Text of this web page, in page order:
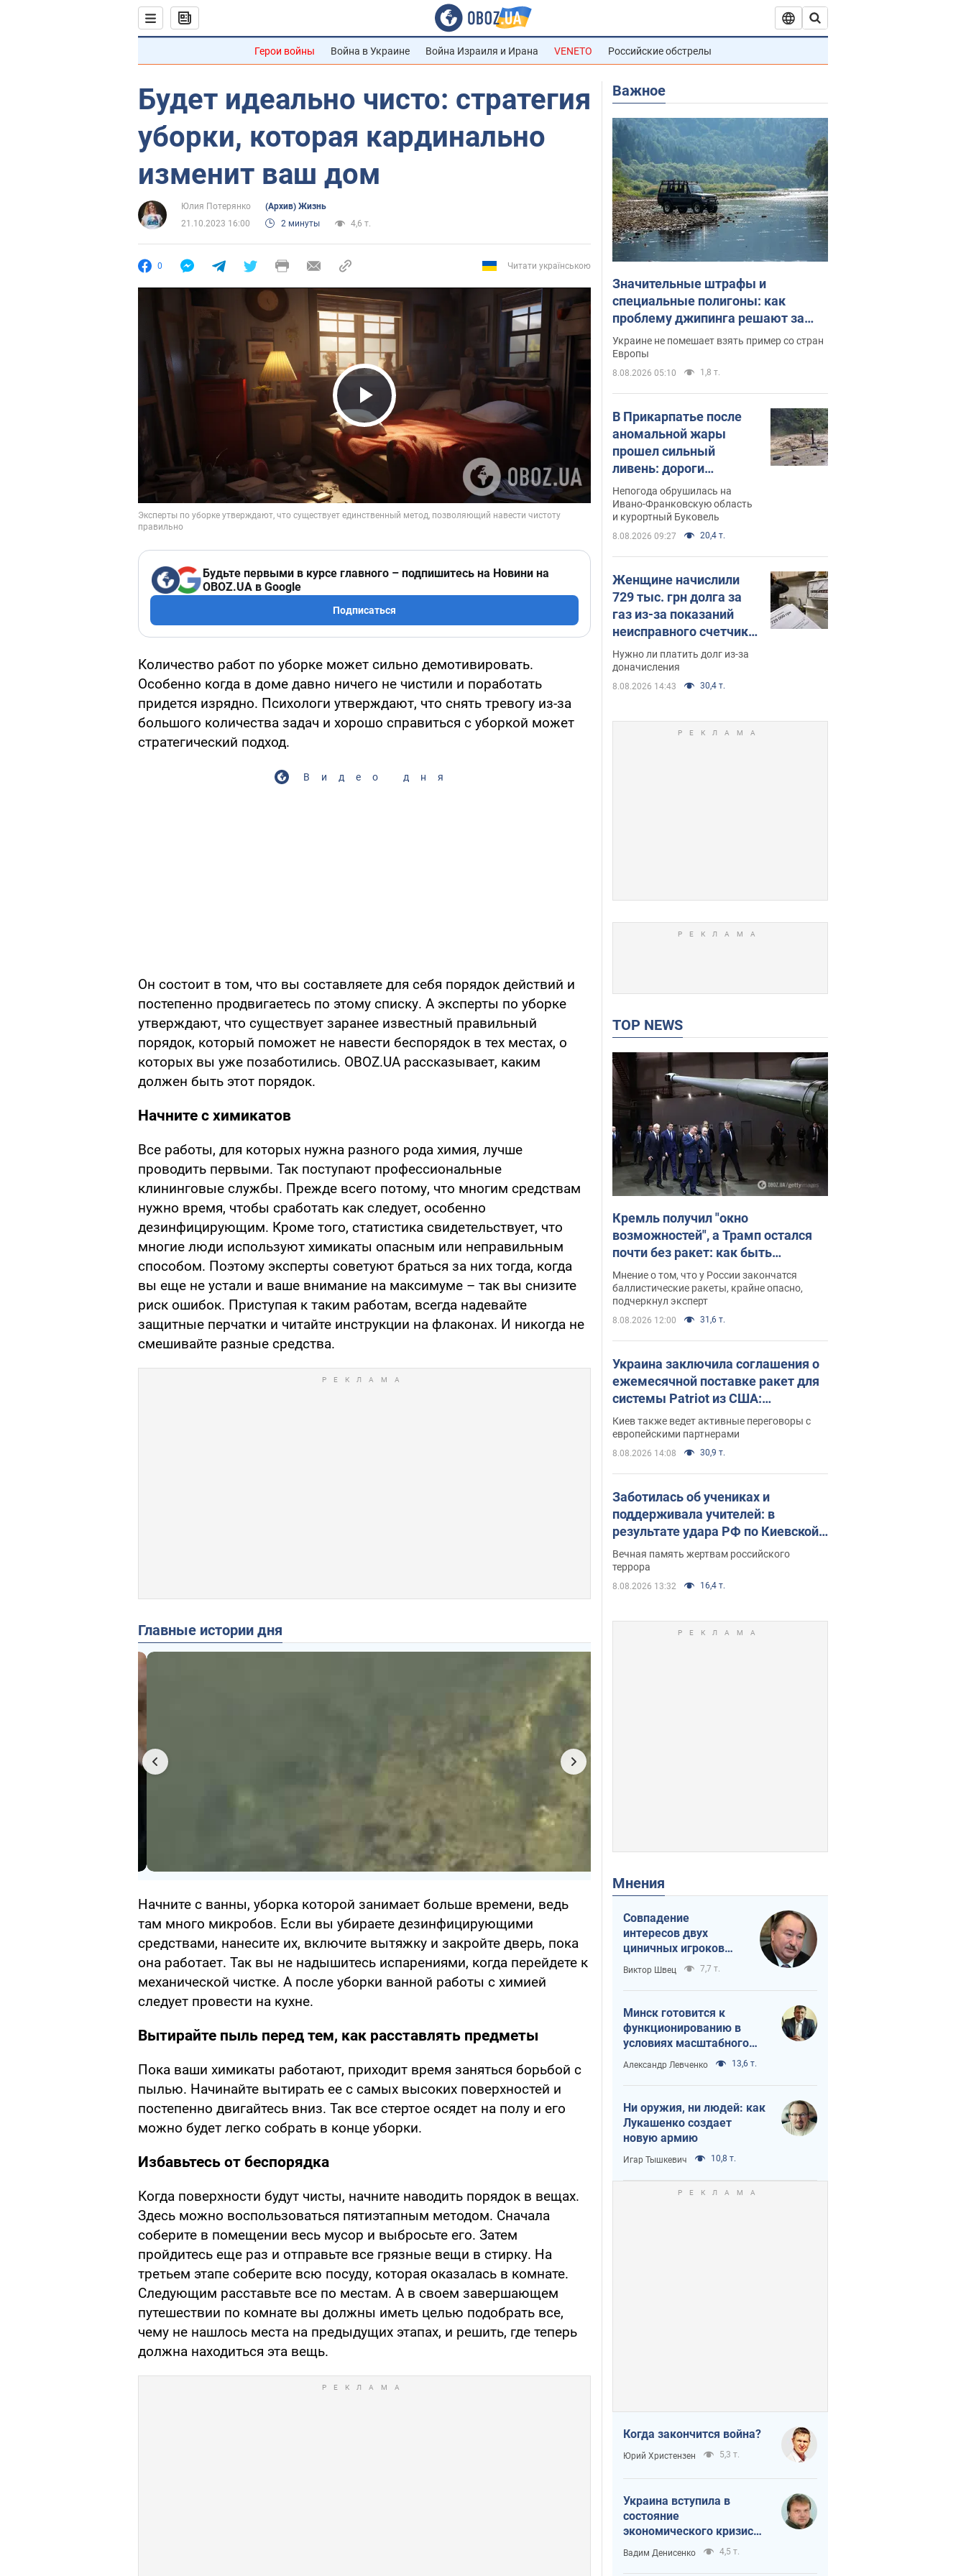
Герои войны Война в Украине Война Израиля и Ирана VENETO Российские обстрелы
Будет идеально чисто: стратегия
уборки, которая кардинально
изменит ваш дом
Юлия Потерянко
(Архив) Жизнь
21.10.2023 16:00
2 минуты 4,6 т.
0 Читати українською
Play Video
Будьте первыми в курсе главного – подпишитесь на Новини на
OBOZ.UA в Google
Подписаться
Количество работ по уборке может сильно демотивировать.
Особенно когда в доме давно ничего не чистили и поработать
придется изрядно. Психологи утверждают, что снять тревогу из-за
большого количества задач и хорошо справиться с уборкой может
стратегический подход.
Видео дня
Он состоит в том, что вы составляете для себя порядок действий и
постепенно продвигаетесь по этому списку. А эксперты по уборке
утверждают, что существует заранее известный правильный
порядок, который поможет не навести беспорядок в тех местах, о
которых вы уже позаботились. OBOZ.UA рассказывает, каким
должен быть этот порядок.
Начните с химикатов
Все работы, для которых нужна разного рода химия, лучше
проводить первыми. Так поступают профессиональные
клининговые службы. Прежде всего потому, что многим средствам
нужно время, чтобы сработать как следует, особенно
дезинфицирующим. Кроме того, статистика свидетельствует, что
многие люди используют химикаты опасным или неправильным
способом. Поэтому эксперты советуют браться за них тогда, когда
вы еще не устали и ваше внимание на максимуме – так вы снизите
риск ошибок. Приступая к таким работам, всегда надевайте
защитные перчатки и читайте инструкции на флаконах. И никогда не
смешивайте разные средства.
Главные истории дня
Начните с ванны, уборка которой занимает больше времени, ведь
там много микробов. Если вы убираете дезинфицирующими
средствами, нанесите их, включите вытяжку и закройте дверь, пока
она работает. Так вы не надышитесь испарениями, когда перейдете к
механической чистке. А после уборки ванной работы с химией
следует провести на кухне.
Вытирайте пыль перед тем, как расставлять предметы
Пока ваши химикаты работают, приходит время заняться борьбой с
пылью. Начинайте вытирать ее с самых высоких поверхностей и
постепенно двигайтесь вниз. Так все стертое осядет на полу и его
можно будет легко собрать в конце уборки.
Избавьтесь от беспорядка
Когда поверхности будут чисты, начните наводить порядок в вещах.
Здесь можно воспользоваться пятиэтапным методом. Сначала
соберите в помещении весь мусор и выбросьте его. Затем
пройдитесь еще раз и отправьте все грязные вещи в стирку. На
третьем этапе соберите всю посуду, которая оказалась в комнате.
Следующим расставьте все по местам. А в своем завершающем
путешествии по комнате вы должны иметь целью подобрать все,
чему не нашлось места на предыдущих этапах, и решить, где теперь
должна находиться эта вещь.
Важное
Значительные штрафы и
специальные полигоны: как
проблему джипинга решают за
границей
Украине не помешает взять пример со стран
Европы
8.08.2026 05:10 1,8 т.
В Прикарпатье после
аномальной жары
прошел сильный
ливень: дороги
превратились в реки.
Видео
Непогода обрушилась на
Ивано-Франковскую область
и курортный Буковель
8.08.2026 09:27 20,4 т.
Женщине начислили
729 тыс. грн долга за
газ из-за показаний
неисправного счетчика:
судья вынес
неожиданное решение
Нужно ли платить долг из-за
доначисления
8.08.2026 14:43 30,4 т.
TOP NEWS
Кремль получил "окно
возможностей", а Трамп остался
почти без ракет: как быть
Украине? Интервью с Мельником
Мнение о том, что у России закончатся
баллистические ракеты, крайне опасно,
подчеркнул эксперт
8.08.2026 12:00 31,6 т.
Украина заключила соглашения о
ежемесячной поставке ракет для
системы Patriot из США:
Зеленский раскрыл подробности
Киев также ведет активные переговоры с
европейскими партнерами
8.08.2026 14:08 30,9 т.
Заботилась об учениках и
поддерживала учителей: в
результате удара РФ по Киевской
области погибли директор
киевского лицея, её муж и внук
Вечная память жертвам российского
террора
8.08.2026 13:32 16,4 т.
Мнения
Совпадение
интересов двух
циничных игроков
или тайный план
Трампа и Путина?
Виктор Швец 7,7 т.
Минск готовится к
функционированию в
условиях масштабного
военного кризиса
Александр Левченко 13,6 т.
Ни оружия, ни людей: как
Лукашенко создает
новую армию
Игар Тышкевич 10,8 т.
Когда закончится война?
Юрий Христензен 5,3 т.
Украина вступила в
состояние
экономического кризиса.
Есть ли свет в конце
туннеля?
Вадим Денисенко 4,5 т.